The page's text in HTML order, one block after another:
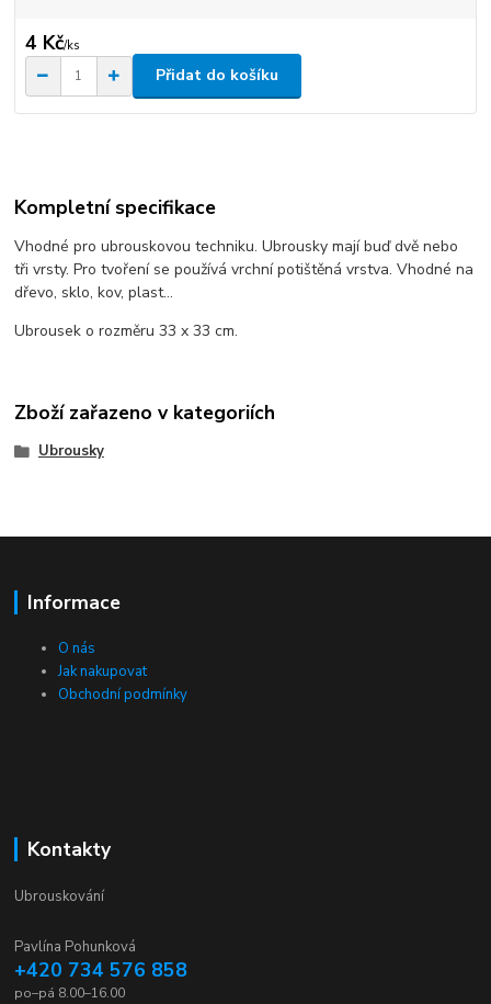
4 Kč/ks
Přidat do košíku
Kompletní specifikace
Vhodné pro ubrouskovou techniku. Ubrousky mají buď dvě nebo
tři vrsty. Pro tvoření se používá vrchní potištěná vrstva. Vhodné na
dřevo, sklo, kov, plast...
Ubrousek o rozměru 33 x 33 cm.
Zboží zařazeno v kategoriích
Ubrousky
Informace
O nás
Jak nakupovat
Obchodní podmínky
Kontakty
Ubrouskování
Pavlína Pohunková
+420 734 576 858
po–pá 8.00–16.00